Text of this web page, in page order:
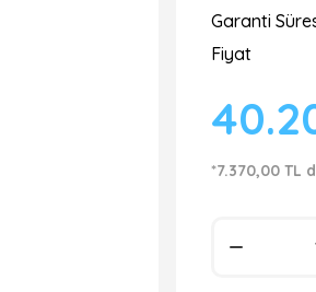
Garanti
Fiyat
*7.370,00 TL